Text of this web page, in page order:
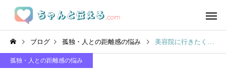
ブログ 孤独・人との距離感の悩み 美容院に行きたくない…誰もが抱く理由と対処法7選
孤独・人との距離感の悩み